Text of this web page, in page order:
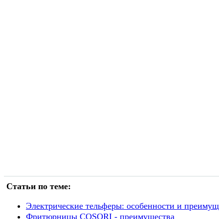
Статьи по теме:
Электрические тельферы: особенности и
Фритюрницы COSORI - преимущества